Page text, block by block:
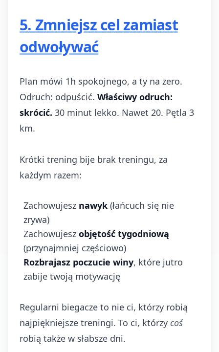
5. Zmniejsz cel zamiast
odwoływać
Plan mówi 1h spokojnego, a ty na zero.
Odruch: odpuścić. Właściwy odruch:
skrócić. 30 minut lekko. Nawet 20. Pętla 3
km.
Krótki trening bije brak treningu, za
każdym razem:
Zachowujesz nawyk (łańcuch się nie
zrywa)
Zachowujesz objętość tygodniową
(przynajmniej częściowo)
Rozbrajasz poczucie winy, które jutro
zabije twoją motywację
Regularni biegacze to nie ci, którzy robią
najpiękniejsze treningi. To ci, którzy coś
robią także w słabsze dni.